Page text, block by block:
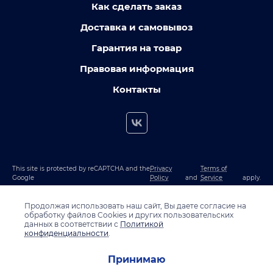
Как сделать заказ
Доставка и самовывоз
Гарантия на товар
Правовая информация
Контакты
This site is protected by reCAPTCHA and the
Google
Privacy
Policy
and
Terms of
Service
apply.
Продолжая использовать наш сайт, Вы даете согласие на
обработку файлов Cookies и других пользовательских
данных в соответствии с Политикой
конфиденциальности.
Принимаю